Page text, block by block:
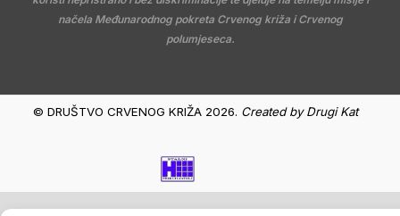
načela Međunarodnog pokreta Crvenog križa i Crvenog
polumjeseca.
© DRUŠTVO CRVENOG KRIŽA 2026. Created byDrugi Kat